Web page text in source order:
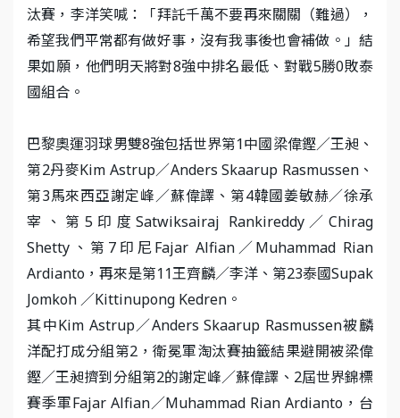
汰賽，李洋笑喊：「拜託千萬不要再來關關（難過），
希望我們平常都有做好事，沒有我事後也會補做。」結
果如願，他們明天將對8強中排名最低、對戰5勝0敗泰
國組合。
巴黎奧運羽球男雙8強包括世界第1中國梁偉鏗／王昶、
第2丹麥Kim Astrup／Anders Skaarup Rasmussen、
第3馬來西亞謝定峰／蘇偉譯、第4韓國姜敏赫／徐承
宰、第5印度Satwiksairaj Rankireddy／Chirag
Shetty、第7印尼Fajar Alfian／Muhammad Rian
Ardianto，再來是第11王齊麟／李洋、第23泰國Supak
Jomkoh ／Kittinupong Kedren。
其中Kim Astrup／Anders Skaarup Rasmussen被麟
洋配打成分組第2，衛冕軍淘汰賽抽籤結果避開被梁偉
鏗／王昶擠到分組第2的謝定峰／蘇偉譯、2屆世界錦標
賽季軍Fajar Alfian／Muhammad Rian Ardianto，台